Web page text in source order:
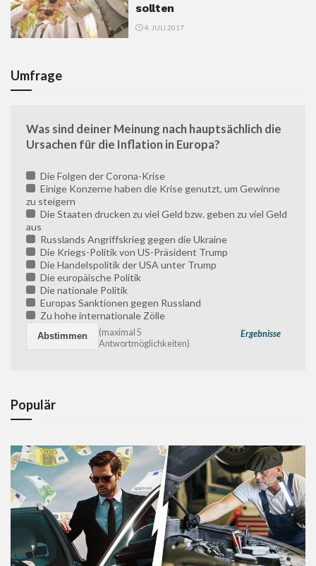
sollten
4. JULI 2017
Umfrage
Was sind deiner Meinung nach hauptsächlich die
Ursachen für die Inflation in Europa?
Die Folgen der Corona-Krise
Einige Konzerne haben die Krise genutzt, um Gewinne
zu steigern
Die Staaten drucken zu viel Geld bzw. geben zu viel Geld
aus
Russlands Angriffskrieg gegen die Ukraine
Die Kriegs-Politik von US-Präsident Trump
Die Handelspolitik der USA unter Trump
Die europäische Politik
Die nationale Politik
Europas Sanktionen gegen Russland
Zu hohe internationale Zölle
Ergebnisse
(maximal 5
Antwortmöglichkeiten)
Populär